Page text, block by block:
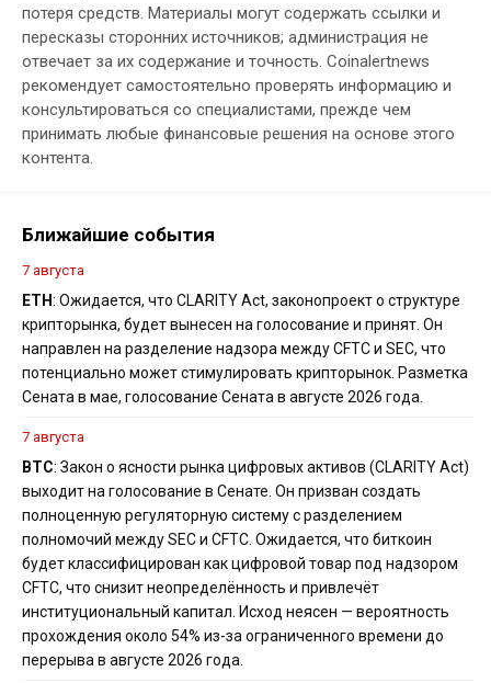
потеря средств. Материалы могут содержать ссылки и
пересказы сторонних источников; администрация не
отвечает за их содержание и точность. Coinalertnews
рекомендует самостоятельно проверять информацию и
консультироваться со специалистами, прежде чем
принимать любые финансовые решения на основе этого
контента.
Ближайшие события
7 августа
ETH: Ожидается, что CLARITY Act, законопроект о структуре
крипторынка, будет вынесен на голосование и принят. Он
направлен на разделение надзора между CFTC и SEC, что
потенциально может стимулировать крипторынок. Разметка
Сената в мае, голосование Сената в августе 2026 года.
7 августа
BTC: Закон о ясности рынка цифровых активов (CLARITY Act)
выходит на голосование в Сенате. Он призван создать
полноценную регуляторную систему с разделением
полномочий между SEC и CFTC. Ожидается, что биткоин
будет классифицирован как цифровой товар под надзором
CFTC, что снизит неопределённость и привлечёт
институциональный капитал. Исход неясен — вероятность
прохождения около 54% из-за ограниченного времени до
перерыва в августе 2026 года.